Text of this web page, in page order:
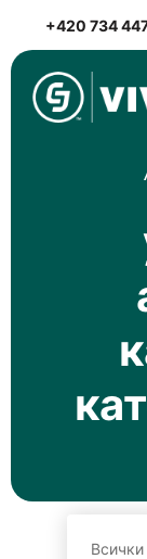
Skip
to
content
+420 734
Всички